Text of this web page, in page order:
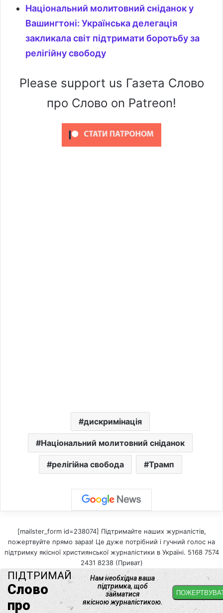
Національний молитовний сніданок у
Вашингтоні: Українська делегація
закликала світ підтримати боротьбу за
релігійну свободу
Please support us Газета Слово
про Слово on Patreon!
дискримінація
Національний молитовний сніданок
релігійна свобода Трамп
[mailster_form id=238074] Підтримайте наших журналістів,
пожертвуйте прямо зараз! Це дуже потрібний і гучний голос на
підтримку якісної християнської журналістики в Україні. 5168 7574
2431 8238 (Приват)